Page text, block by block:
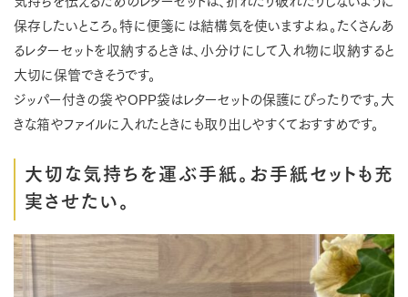
保存したいところ。特に便箋には結構気を使いますよね。たくさんあ
るレターセットを収納するときは、小分けにして入れ物に収納すると
大切に保管できそうです。
ジッパー付きの袋やOPP袋はレターセットの保護にぴったりです。大
きな箱やファイルに入れたときにも取り出しやすくておすすめです。
大切な気持ちを運ぶ手紙。お手紙セットも充
実させたい。